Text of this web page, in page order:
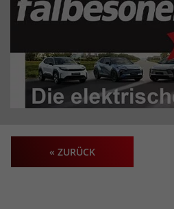
« ZURÜCK